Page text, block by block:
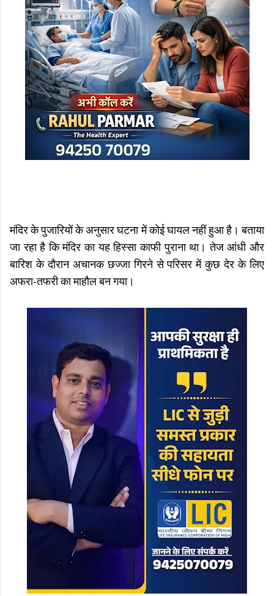
मंदिर के पुजारियों के अनुसार घटना में कोई घायल नहीं हुआ है। बताया
जा रहा है कि मंदिर का यह हिस्सा काफी पुराना था। तेज आंधी और
बारिश के दौरान अचानक छज्जा गिरने से परिसर में कुछ देर के लिए
अफरा-तफरी का माहौल बन गया।